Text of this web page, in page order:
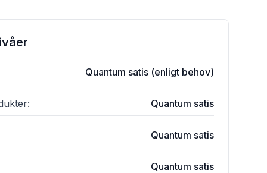
Quantum satis (enligt behov)
: Quantum satis
Quantum satis
Quantum satis